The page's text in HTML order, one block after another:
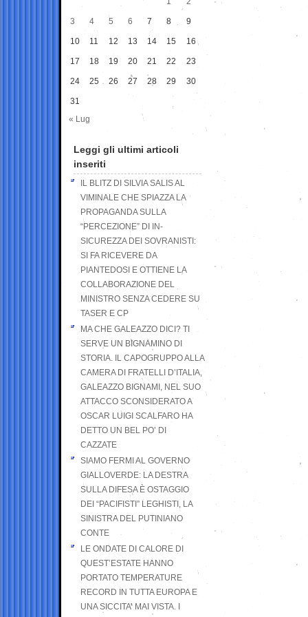
3 4 5 6 7 8 9
10 11 12 13 14 15 16
17 18 19 20 21 22 23
24 25 26 27 28 29 30
31
« Lug
Leggi gli ultimi articoli
inseriti
IL BLITZ DI SILVIA SALIS AL
VIMINALE CHE SPIAZZA LA
PROPAGANDA SULLA
“PERCEZIONE” DI IN-
SICUREZZA DEI SOVRANISTI:
SI FA RICEVERE DA
PIANTEDOSI E OTTIENE LA
COLLABORAZIONE DEL
MINISTRO SENZA CEDERE SU
TASER E CP
MA CHE GALEAZZO DICI? TI
SERVE UN BIGNAMINO DI
STORIA. IL CAPOGRUPPO ALLA
CAMERA DI FRATELLI D’ITALIA,
GALEAZZO BIGNAMI, NEL SUO
ATTACCO SCONSIDERATO A
OSCAR LUIGI SCALFARO HA
DETTO UN BEL PO’ DI
CAZZATE
SIAMO FERMI AL GOVERNO
GIALLOVERDE: LA DESTRA
SULLA DIFESA È OSTAGGIO
DEI “PACIFISTI” LEGHISTI, LA
SINISTRA DEL PUTINIANO
CONTE
LE ONDATE DI CALORE DI
QUEST’ESTATE HANNO
PORTATO TEMPERATURE
RECORD IN TUTTA EUROPA E
UNA SICCITA’ MAI VISTA. I